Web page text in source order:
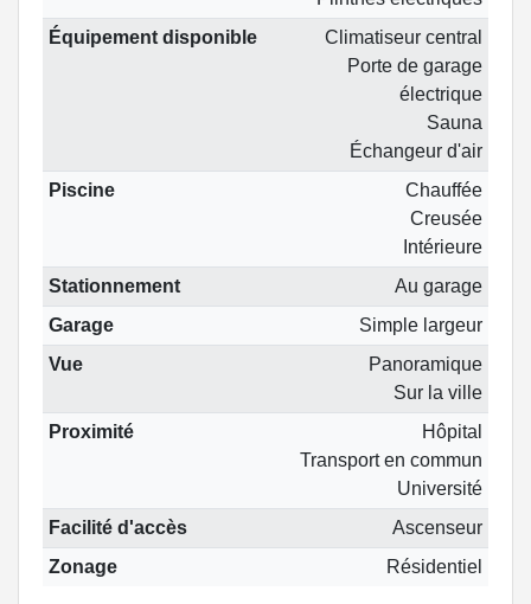
Équipement disponible
Climatiseur central
Porte de garage
électrique
Sauna
Échangeur d'air
Piscine
Chauffée
Creusée
Intérieure
Stationnement
Au garage
Garage
Simple largeur
Vue
Panoramique
Sur la ville
Proximité
Hôpital
Transport en commun
Université
Facilité d'accès
Ascenseur
Zonage
Résidentiel